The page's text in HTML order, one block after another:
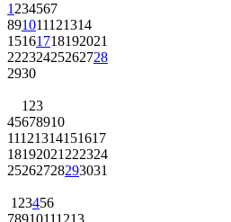
1 234567
891011121314
15161718192021
22232425262728
2930
1 23
45678910
11121314151617
18192021 222324
25262728293031
1 23456